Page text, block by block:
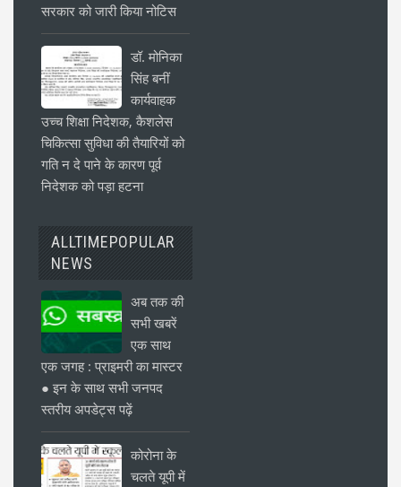
सरकार को जारी किया नोटिस
डॉ. मोनिका
सिंह बनीं
कार्यवाहक
उच्च शिक्षा निदेशक, कैशलेस
चिकित्सा सुविधा की तैयारियों को
गति न दे पाने के कारण पूर्व
निदेशक को पड़ा हटना
ALLTIMEPOPULAR
NEWS
अब तक की
सभी खबरें
एक साथ
एक जगह : प्राइमरी का मास्टर
● इन के साथ सभी जनपद
स्तरीय अपडेट्स पढ़ें
कोरोना के
चलते यूपी में